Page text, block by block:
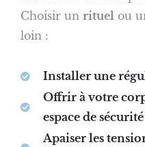
Choisir un rituel ou
loin :
Installer une
Offrir à votre
espace de sécurité
Apaiser les